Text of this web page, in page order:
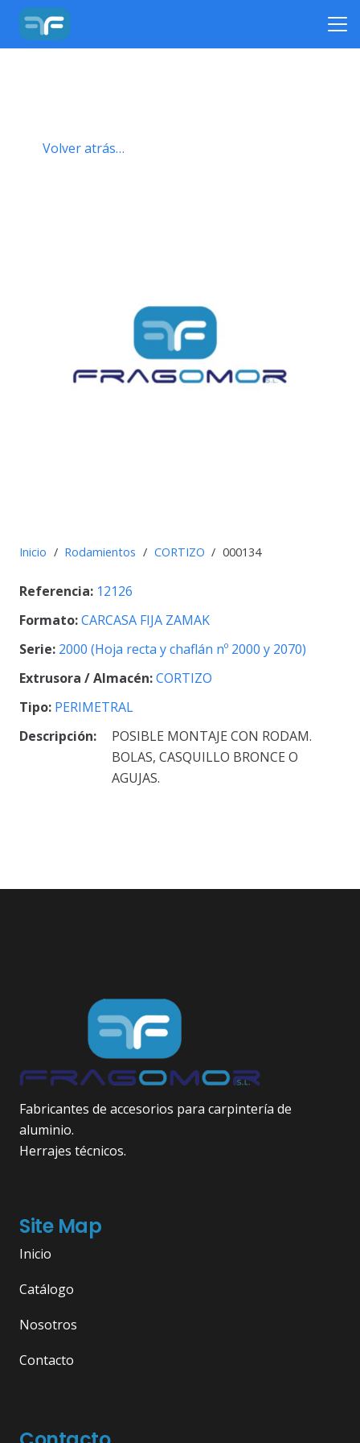
Volver atrás…
Inicio / Rodamientos / CORTIZO / 000134
Referencia: 12126
Formato:CARCASA FIJA ZAMAK
Serie: 2000 (Hoja recta y chaflán nº 2000 y 2070)
Extrusora / Almacén:CORTIZO
Tipo: PERIMETRAL
Descripción:
POSIBLE MONTAJE CON RODAM.
BOLAS, CASQUILLO BRONCE O
AGUJAS.
Fabricantes de accesorios para carpintería de
aluminio.
Herrajes técnicos.
Site Map
Inicio
Catálogo
Nosotros
Contacto